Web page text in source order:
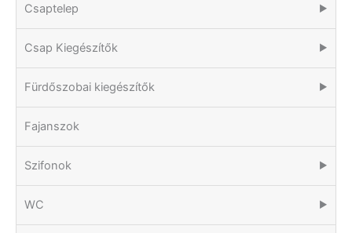
Csaptelep ▶
Csap Kiegészítők ▶
Fürdőszobai kiegészítők ▶
Fajanszok
Szifonok ▶
WC ▶